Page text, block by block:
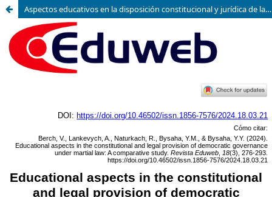
Aspectos educativos en la disposición constitucional y jurídica de la gobernanza democrática bajo la ley marcial: Un estudio comparativo